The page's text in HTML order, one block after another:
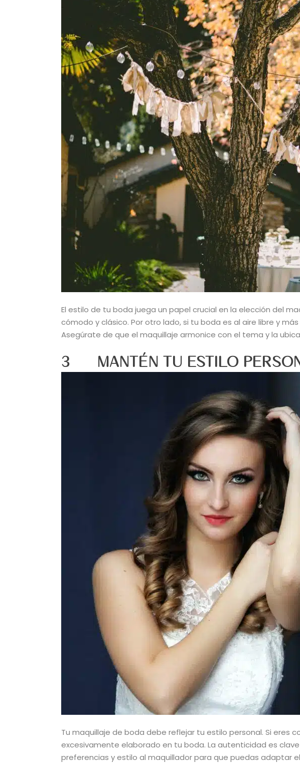
El estilo de tu boda juega un papel crucial en la elección del
cómodo y clásico. Por otro lado, si tu boda es al aire libre y
Asegúrate de que el maquillaje armonice con el tema y la
3 MANTÉN TU ESTILO
Tu maquillaje de boda debe reflejar tu estilo personal. Si eres
excesivamente elaborado en tu boda. La autenticidad es
preferencias y estilo al maquillador para que puedas adaptar